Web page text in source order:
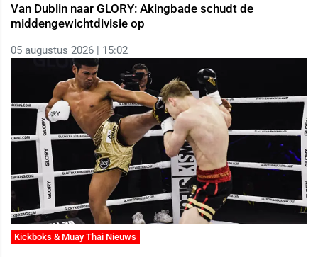
Van Dublin naar GLORY: Akingbade schudt de
middengewichtdivisie op
05 augustus 2026 | 15:02
Kickboks & Muay Thai Nieuws